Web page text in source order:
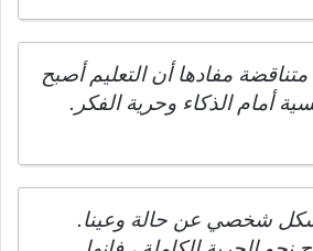
مفادها أن التعليم أصبح
أمام الذكاء وحرية الفكر.
شخصي عن حالة وعينا.